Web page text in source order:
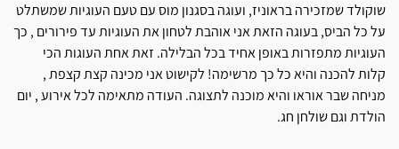
שוקולד שמזכירה בראוניז, ועוגה בסגנון מוס עם טעם העוגיות שמשתלט
על כל הביס, בעוגה הזאת אני אוהבת לטחון את העוגיות עד פירורים , כך
העוגיות מתפזרות באופן אחיד בכל הבלילה. זאת אחת העוגות הכי
קלות להכנה והיא כל כך מרשימה! לקישוט אני מכינה קצת קצפת ,
מניחה שבר אוראו והיא מוכנה לתצוגה. העודה מתאימה לכל אירוע , יום
הולדת וגם שולחן חג.